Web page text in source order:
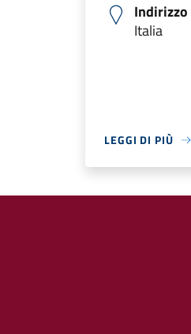
Indirizzo
Italia
LEGGI DI PIÙ